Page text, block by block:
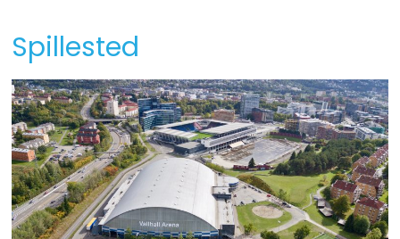
Spillested